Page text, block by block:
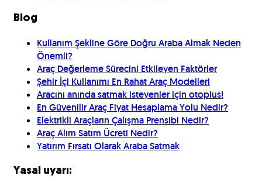
Blog
Kullanım Şekline Göre Doğru Araba Almak Neden
Önemli?
Araç Değerleme Sürecini Etkileyen Faktörler
Şehir İçi Kullanımı En Rahat Araç Modelleri
Aracını anında satmak isteyenler için otoplus!
En Güvenilir Araç Fiyat Hesaplama Yolu Nedir?
Elektrikli Araçların Çalışma Prensibi Nedir?
Araç Alım Satım Ücreti Nedir?
Yatırım Fırsatı Olarak Araba Satmak
Yasal uyarı: